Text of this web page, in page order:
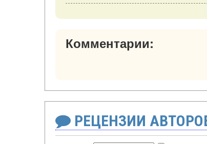
Комментарии:
РЕЦЕНЗИИ